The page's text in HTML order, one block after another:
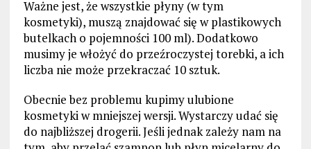
Ważne jest, że wszystkie płyny (w tym
kosmetyki), muszą znajdować się w plastikowych
butelkach o pojemności 100 ml). Dodatkowo
musimy je włożyć do przeźroczystej torebki, a ich
liczba nie może przekraczać 10 sztuk.
Obecnie bez problemu kupimy ulubione
kosmetyki w mniejszej wersji. Wystarczy udać się
do najbliższej drogerii. Jeśli jednak zależy nam na